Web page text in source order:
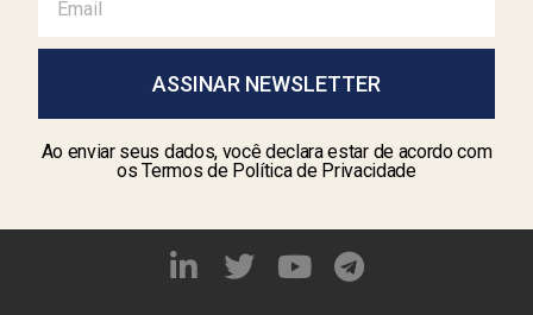
ASSINAR NEWSLETTER
Ao enviar seus dados, você declara estar de acordo com
os Termos de Política de Privacidade